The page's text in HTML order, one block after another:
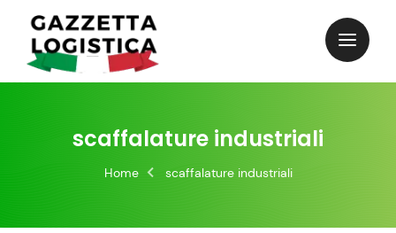
content
scaffalature industriali
Home scaffalature industriali